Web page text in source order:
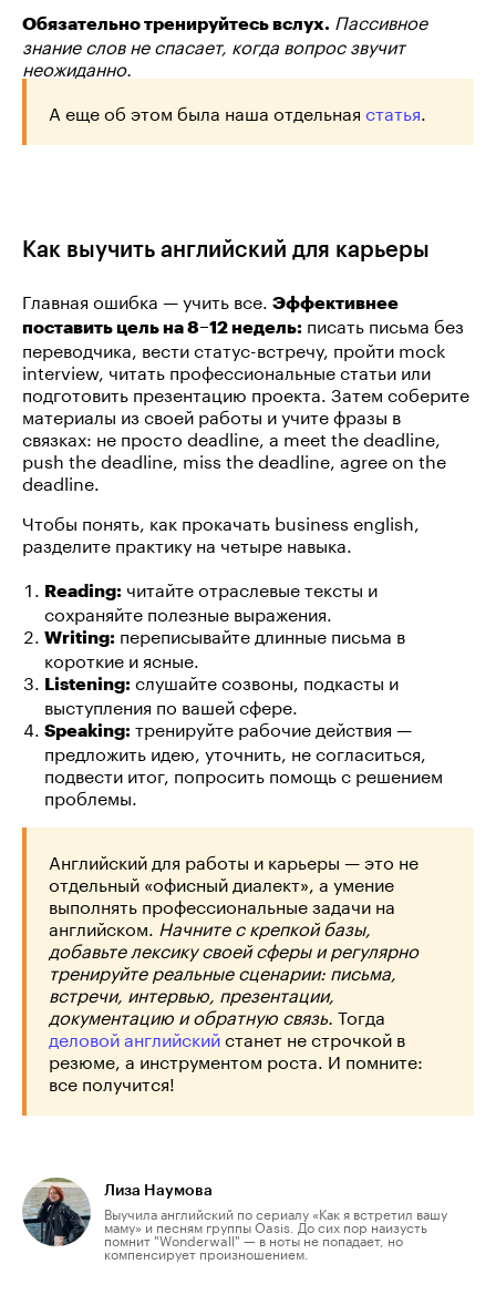
Обязательно тренируйтесь вслух. Пассивное
знание слов не спасает, когда вопрос звучит
неожиданно.
А еще об этом была наша отдельная статья.
Как выучить английский для карьеры
Главная ошибка — учить все. Эффективнее
поставить цель на 8–12 недель: писать письма без
переводчика, вести статус-встречу, пройти mock
interview, читать профессиональные статьи или
подготовить презентацию проекта. Затем соберите
материалы из своей работы и учите фразы в
связках: не просто deadline, а meet the deadline,
push the deadline, miss the deadline, agree on the
deadline.
Чтобы понять, как прокачать business english,
разделите практику на четыре навыка.
Reading: читайте отраслевые тексты и
сохраняйте полезные выражения.
Writing: переписывайте длинные письма в
короткие и ясные.
Listening: слушайте созвоны, подкасты и
выступления по вашей сфере.
Speaking: тренируйте рабочие действия —
предложить идею, уточнить, не согласиться,
подвести итог, попросить помощь с решением
проблемы.
Английский для работы и карьеры — это не
отдельный «офисный диалект», а умение
выполнять профессиональные задачи на
английском.Начните с крепкой базы,
добавьте лексику своей сферы и регулярно
тренируйте реальные сценарии: письма,
встречи, интервью, презентации,
документацию и обратную связь. Тогда
деловой английскийстанет не строчкой в
резюме, а инструментом роста. И помните:
все получится!
Лиза Наумова
Выучила английский по сериалу «Как я встретил вашу
маму» и песням группы Oasis. До сих пор наизусть
помнит "Wonderwall" — в ноты не попадает, но
компенсирует произношением.